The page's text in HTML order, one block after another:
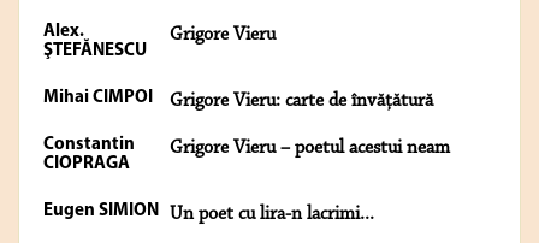
Alex.
ŞTEFĂNESCU
Grigore Vieru
Mihai CIMPOI Grigore Vieru: carte de învăţătură
Constantin
CIOPRAGA
Grigore Vieru – poetul acestui neam
Eugen SIMION Un poet cu lira-n lacrimi...